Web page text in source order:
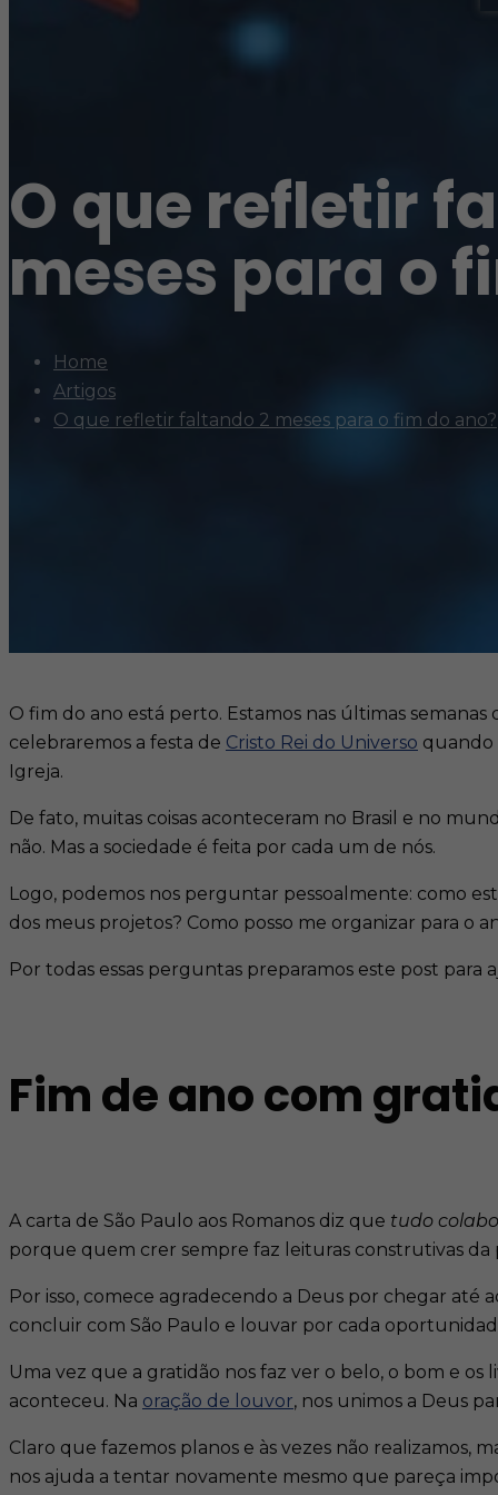
O que refletir
meses para o
Home
Artigos
O que refletir faltando 2 meses para o fim do ano?
O fim do ano está perto. Estamos nas últimas
celebraremos a festa de Cristo Rei do Universo quando
Igreja.
De fato, muitas coisas aconteceram no Brasil e no
não. Mas a sociedade é feita por cada um de nós.
Logo, podemos nos perguntar pessoalmente: como
dos meus projetos? Como posso me organizar para o
Por todas essas perguntas preparamos este post
Fim de ano com
A carta de São Paulo aos Romanos diz que tudo
porque quem crer sempre faz leituras construtivas da
Por isso, comece agradecendo a Deus por chegar
concluir com São Paulo e louvar por cada
Uma vez que a gratidão nos faz ver o belo, o bom e
aconteceu. Na oração de louvor, nos unimos a Deus
Claro que fazemos planos e às vezes não realizamos,
nos ajuda a tentar novamente mesmo que pareça